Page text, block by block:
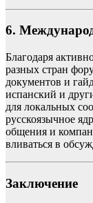
6.
Благодаря
разных стран
документов и
испанский и
для локальных
русскоязычное
общения и
вливаться в
Заключение